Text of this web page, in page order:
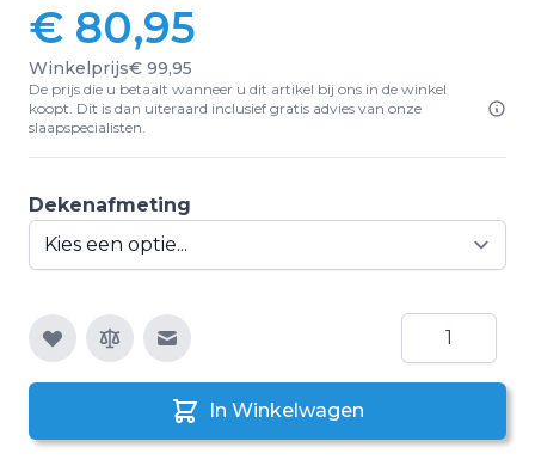
Vanaf:
€ 80,95
Winkelprijs€ 99,95
De prijs die u betaalt wanneer u dit artikel bij ons in de winkel
koopt. Dit is dan uiteraard inclusief gratis advies van onze
slaapspecialisten.
Dekenafmeting
E-mail naar een vriend
Aantal
In Winkelwagen